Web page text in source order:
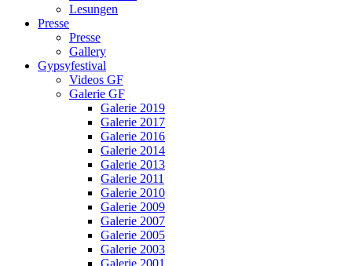
Lesungen
Presse
Presse
Gallery
Gypsyfestival
Videos GF
Galerie GF
Galerie 2019
Galerie 2017
Galerie 2016
Galerie 2014
Galerie 2013
Galerie 2011
Galerie 2010
Galerie 2009
Galerie 2007
Galerie 2005
Galerie 2003
Galerie 2001